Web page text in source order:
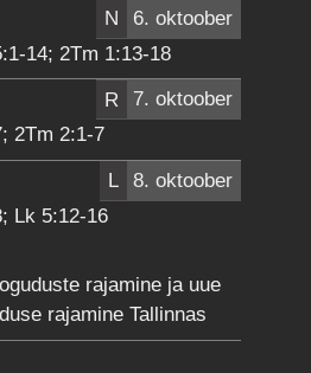
N
6. oktoober
14; 2Tm 1:13-18
R
7. oktoober
2Tm 2:1-7
L
8. oktoober
Lk 5:12-16
rajamine ja uue
rajamine Tallinnas